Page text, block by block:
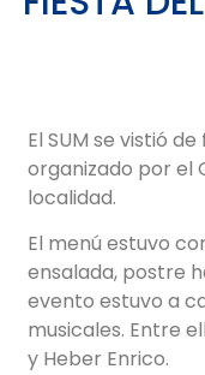
Reuniones de
El SUM se vistió
organizado por el
localidad.
El menú estuvo
ensalada, postre
evento estuvo a
musicales. Entre
y Heber Enrico.